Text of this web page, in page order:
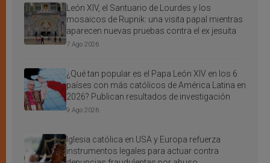
León XIV, el Santuario de Lourdes y los
mosaicos de Rupnik: una visita papal mientras
aparecen nuevas pruebas contra el ex jesuita
7 Ago 2026
¿Qué tan popular es el Papa León XIV en los 6
países con más católicos de América Latina en
2026? Publican resultados de investigación
9 Ago 2026
Iglesia católica en USA y Europa refuerza
instrumentos legales para actuar contra